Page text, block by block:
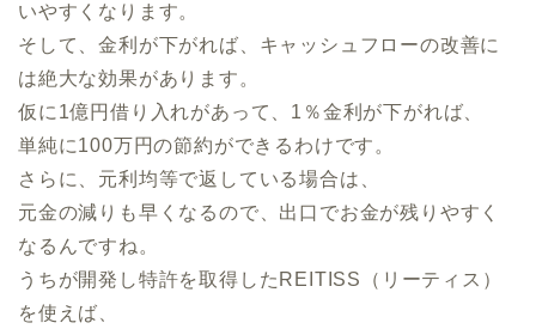
いやすくなります。
そして、金利が下がれば、キャッシュフローの改善に
は絶大な効果があります。
仮に1億円借り入れがあって、1％金利が下がれば、
単純に100万円の節約ができるわけです。
さらに、元利均等で返している場合は、
元金の減りも早くなるので、出口でお金が残りやすく
なるんですね。
うちが開発し特許を取得したREITISS（リーティス）
を使えば、